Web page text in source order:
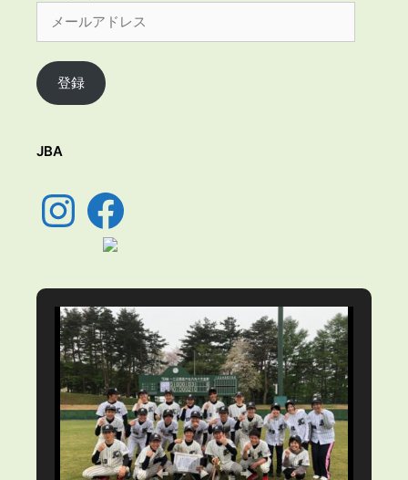
ア
ド
登録
JBA
InstagramFacebook